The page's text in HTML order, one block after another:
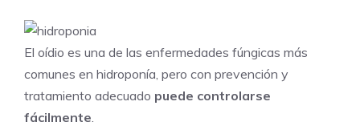
El oídio es una de las enfermedades fúngicas más
comunes en hidroponía, pero con prevención y
tratamiento adecuado puede controlarse
fácilmente.